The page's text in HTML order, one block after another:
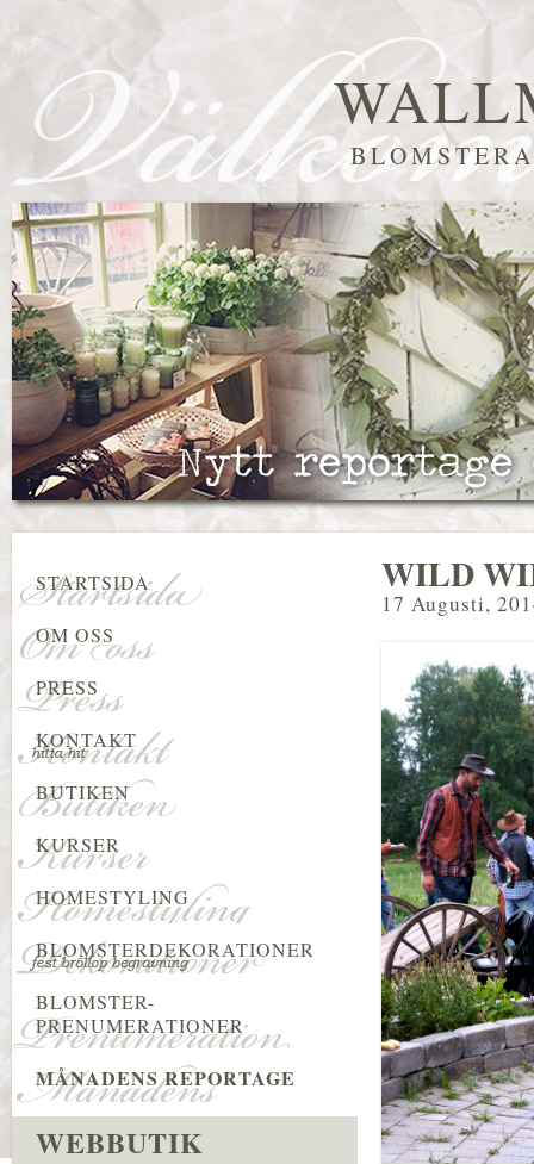
WILD
17 Augusti,
STARTSIDA
OM OSS
PRESS
KONTAKT
BUTIKEN
KURSER
HOMESTYLING
BLOMSTERDEKORATIONER
BLOMSTER-
PRENUMERATIONER
MÅNADENS REPORTAGE
WEBBUTIK